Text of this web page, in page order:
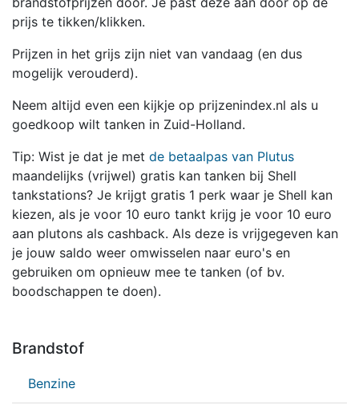
prijs te tikken/klikken.
Prijzen in het grijs zijn niet van vandaag (en dus
mogelijk verouderd).
Neem altijd even een kijkje op prijzenindex.nl als u
goedkoop wilt tanken in Zuid-Holland.
Tip: Wist je dat je met de betaalpas van Plutus
maandelijks (vrijwel) gratis kan tanken bij Shell
tankstations? Je krijgt gratis 1 perk waar je Shell kan
kiezen, als je voor 10 euro tankt krijg je voor 10 euro
aan plutons als cashback. Als deze is vrijgegeven kan
je jouw saldo weer omwisselen naar euro's en
gebruiken om opnieuw mee te tanken (of bv.
boodschappen te doen).
Brandstof
Benzine